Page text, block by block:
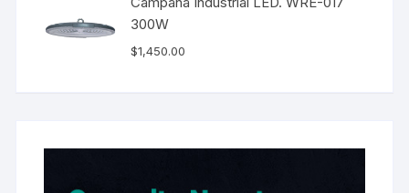
300W
$1,450.00